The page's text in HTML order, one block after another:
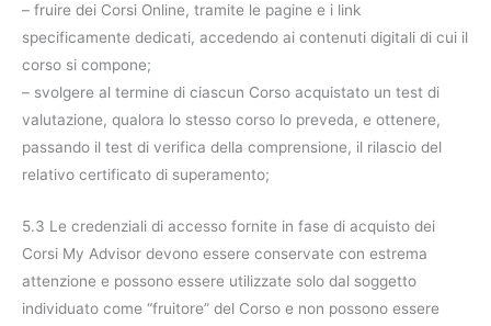
– fruire dei Corsi Online, tramite le pagine e i link
specificamente dedicati, accedendo ai contenuti digitali di cui il
corso si compone;
– svolgere al termine di ciascun Corso acquistato un test di
valutazione, qualora lo stesso corso lo preveda, e ottenere,
passando il test di verifica della comprensione, il rilascio del
relativo certificato di superamento;
5.3 Le credenziali di accesso fornite in fase di acquisto dei
Corsi My Advisor devono essere conservate con estrema
attenzione e possono essere utilizzate solo dal soggetto
individuato come “fruitore” del Corso e non possono essere